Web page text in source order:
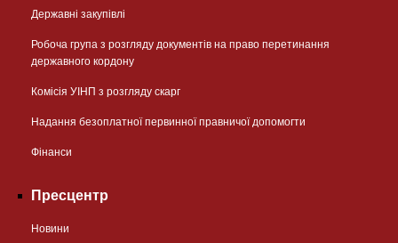
Державні закупівлі
Робоча група з розгляду документів на право перетинання
державного кордону
Комісія УІНП з розгляду скарг
Надання безоплатної первинної правничої допомогти
Фінанси
Пресцентр
Новини